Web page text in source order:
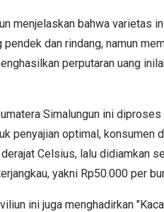
menjelaskan bahwa varietas
pendek dan rindang, namun
perputaran uang
Simalungun ini
penyajian optimal,
Celsius, lalu didiamkan
yakni Rp50.000 per
ini juga menghadirkan